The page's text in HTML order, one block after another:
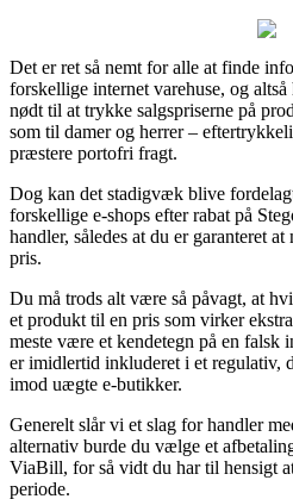
Det er ret så nemt for alle at finde
forskellige internet varehuse, og
nødt til at trykke salgspriserne på
som til damer og herrer –
præstere portofri fragt.
Dog kan det stadigvæk blive
forskellige e-shops efter rabat på
handler, således at du er garanteret
pris.
Du må trods alt være så påvagt, at
et produkt til en pris som virker
meste være et kendetegn på en falsk
er imidlertid inkluderet i et regulativ,
imod uægte e-butikker.
Generelt slår vi et slag for handler
alternativ burde du vælge et
ViaBill, for så vidt du har til hensigt
periode.